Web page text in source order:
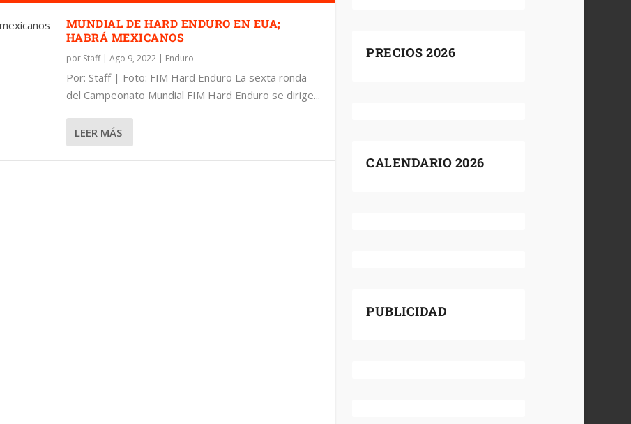
MUNDIAL DE HARD ENDURO EN EUA;
HABRÁ MEXICANOS
por Staff| Ago 9, 2022| Enduro
Por: Staff | Foto: FIM Hard Enduro La sexta ronda
del Campeonato Mundial FIM Hard Enduro se dirige...
LEER MÁS
PRECIOS 2026
CALENDARIO 2026
PUBLICIDAD